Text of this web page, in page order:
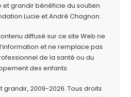
et grandir bénéficie du soutien
Lucie et André Chagnon.
diffusé sur ce site Web ne
et ne remplace pas
de la santé ou du
des enfants.
grandir, 2009-2026. Tous droits